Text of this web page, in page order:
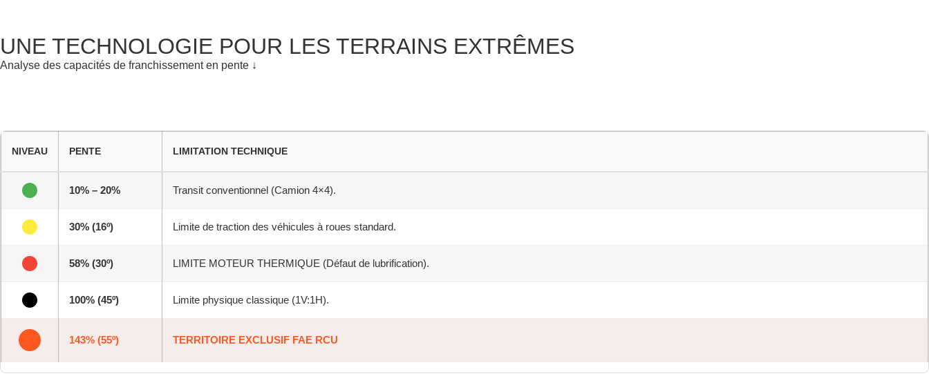
UNE TECHNOLOGIE POUR LES TERRAINS EXTRÊMES
Analyse des capacités de franchissement en pente ↓
NIVEAU PENTE LIMITATION TECHNIQUE
10% – 20% Transit conventionnel (Camion 4×4).
30% (16º) Limite de traction des véhicules à roues standard.
58% (30º) LIMITE MOTEUR THERMIQUE (Défaut de lubrification).
100% (45º) Limite physique classique (1V:1H).
143% (55º) TERRITOIRE EXCLUSIF FAE RCU